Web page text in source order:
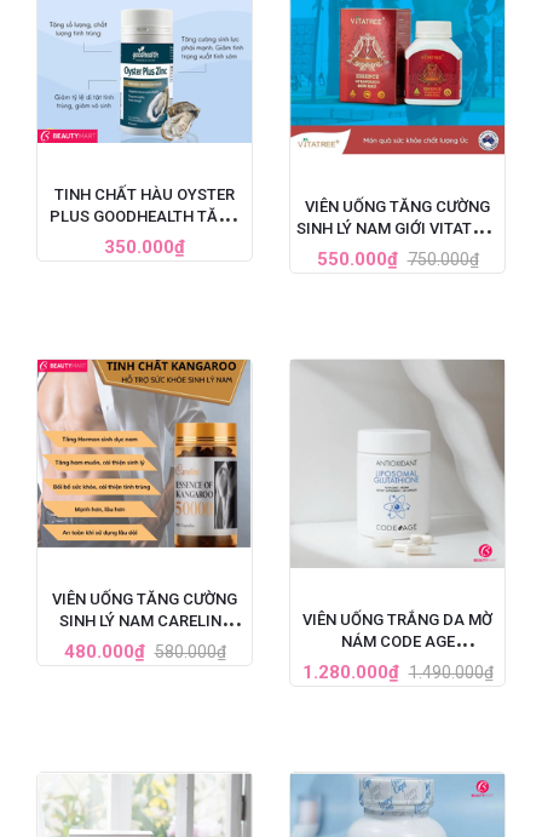
TINH CHẤT HÀU OYSTER
PLUS GOODHEALTH TĂNG
CƯỜNG SINH LÝ CHO NAM
GIỚI, HỘP 60 VIÊN
350.000₫
VIÊN UỐNG TĂNG CƯỜNG
SINH LÝ NAM GIỚI VITATREE
ESSENCE OF KANGAROO
40000 MAX - 100 VIÊN
550.000₫ 750.000₫
VIÊN UỐNG TĂNG CƯỜNG
SINH LÝ NAM CARELINE
ESSENCE OF KANGAROO
50000
480.000₫ 580.000₫
VIÊN UỐNG TRẮNG DA MỜ
NÁM CODE AGE
LIPOSOMAL GLUTATHIONE
HỘP 60 VIÊN
1.280.000₫ 1.490.000₫